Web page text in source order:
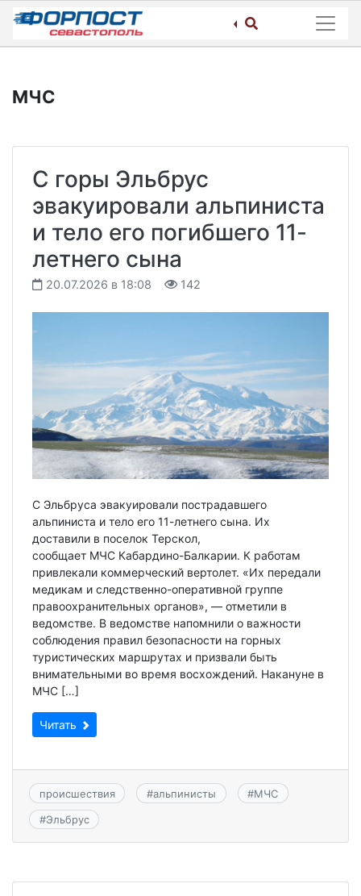
Skip
content
МЧС
С горы Эльбрус
эвакуировали альпиниста
и тело его погибшего 11-
летнего сына
20.07.2026 в 18:08 142
С Эльбруса эвакуировали пострадавшего
альпиниста и тело его 11-летнего сына. Их
доставили в поселок Терскол,
сообщает МЧС Кабардино-Балкарии. К работам
привлекали коммерческий вертолет. «Их передали
медикам и следственно-оперативной группе
правоохранительных органов», — отметили в
ведомстве. В ведомстве напомнили о важности
соблюдения правил безопасности на горных
туристических маршрутах и призвали быть
внимательными во время восхождений. Накануне в
МЧС […]
Читать
происшествия #альпинисты #МЧС
#Эльбрус